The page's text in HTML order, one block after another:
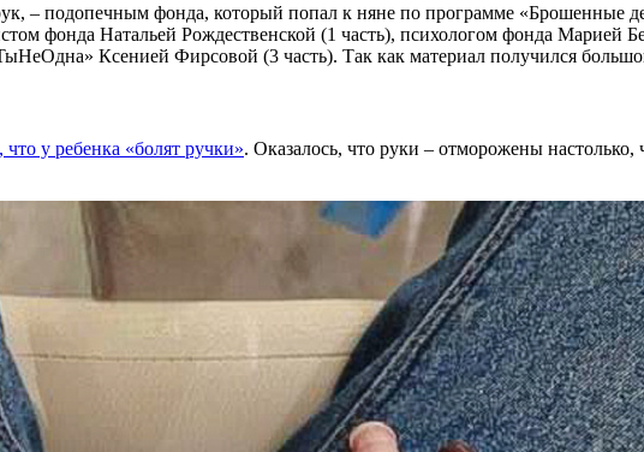
– подопечным фонда, который попал к няне по программе «Брошенные
фонда Натальей Рождественской (1 часть), психологом фонда Марией
Ксенией Фирсовой (3 часть). Так как материал получился
у ребенка «болят ручки». Оказалось, что руки – отморожены